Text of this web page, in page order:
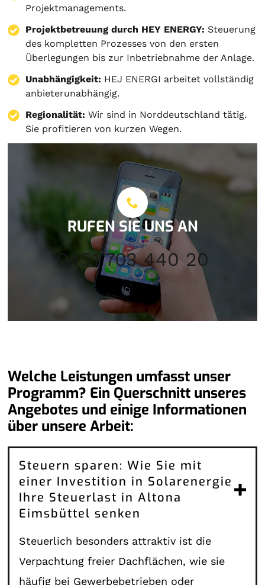
Projektmanagements.
Projektbetreuung durch HEY ENERGY: Steuerung
des kompletten Prozesses von den ersten
Überlegungen bis zur Inbetriebnahme der Anlage.
Unabhängigkeit: HEJ ENERGI arbeitet vollständig
anbieterunabhängig.
Regionalität: Wir sind in Norddeutschland tätig.
Sie profitieren von kurzen Wegen.
RUFEN SIE UNS AN
0451 703 440 20
Welche Leistungen umfasst unser
Programm? Ein Querschnitt unseres
Angebotes und einige Informationen
über unsere Arbeit:
Steuern sparen: Wie Sie mit
einer Investition in Solarenergie
Ihre Steuerlast in Altona
Eimsbüttel senken
Steuerlich besonders attraktiv ist die
Verpachtung freier Dachflächen, wie sie
häufig bei Gewerbebetrieben oder